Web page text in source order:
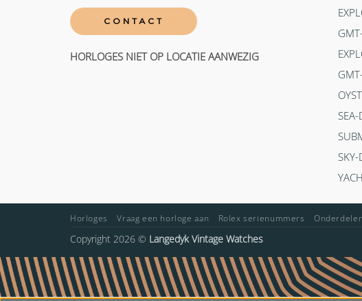
CONTACT
HORLOGES NIET OP LOCATIE AANWEZIG
SEA-
SKY-
Horloges Vraag een horloge aan Rolex serienummers Onderdelen
Copyright 2026 © Langedyk Vintage Watches